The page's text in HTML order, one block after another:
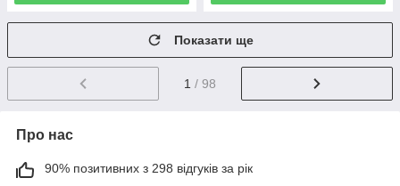
Показати ще
1 / 98
Про нас
90% позитивних з 298 відгуків за рік